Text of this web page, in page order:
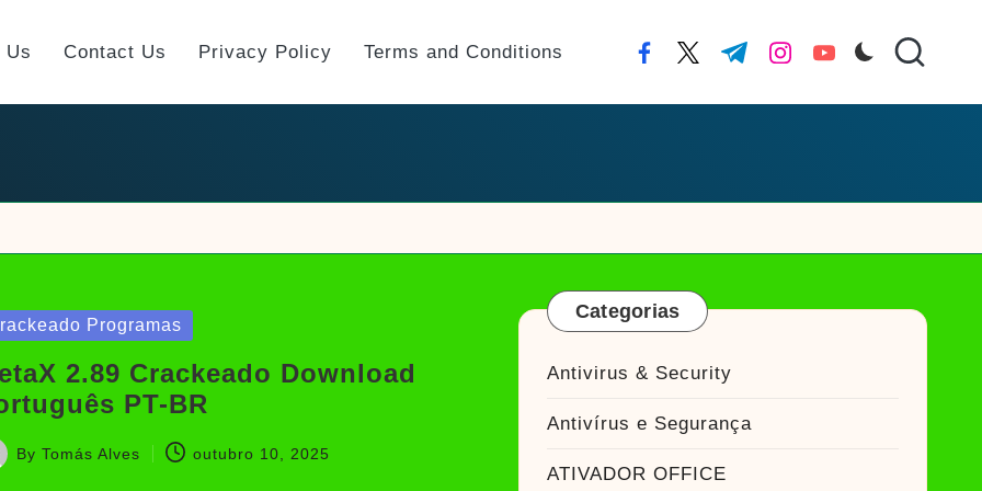
Us Contact Us Privacy Policy Terms and Conditions facebook.com
twitter.com
t.me instagram.com
youtube.com
Programas
2.89 Crackeado Download
PT-BR
By Tomás Alves outubro 10, 2025
Categorias
Antivirus & Security
Antivírus e Segurança
ATIVADOR OFFICE